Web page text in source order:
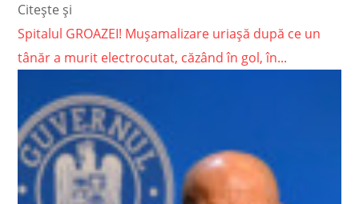
Citește și
Spitalul GROAZEI! Mușamalizare uriașă după ce un
tânăr a murit electrocutat, căzând în gol, în...